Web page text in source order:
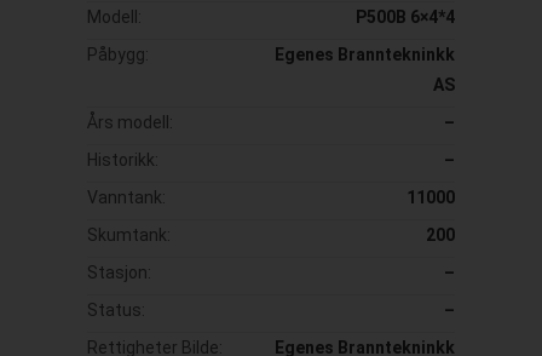
Modell:
P500B 6×4*4
Påbygg:
Egenes Branntekninkk
AS
Års modell:
–
Historikk:
–
Vanntank:
11000
Skumtank:
200
Stasjon:
–
Status:
–
Rettigheter Bilde:
Egenes Branntekninkk